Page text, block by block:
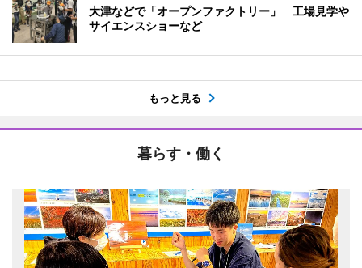
大津などで「オープンファクトリー」 工場見学や
サイエンスショーなど
もっと見る
暮らす・働く